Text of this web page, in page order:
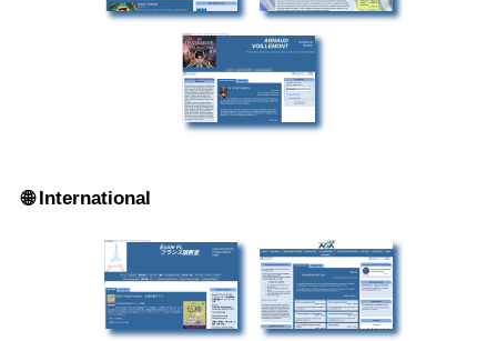
🌐 International